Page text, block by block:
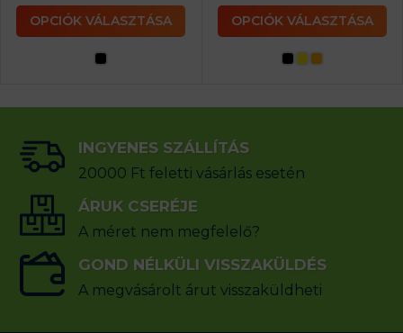
OPCIÓK VÁLASZTÁSA OPCIÓK VÁLASZTÁSA
INGYENES SZÁLLÍTÁS
20000 Ft feletti vásárlás esetén
ÁRUK CSERÉJE
A méret nem megfelelő?
GOND NÉLKÜLI VISSZAKÜLDÉS
A megvásárolt árut visszaküldheti